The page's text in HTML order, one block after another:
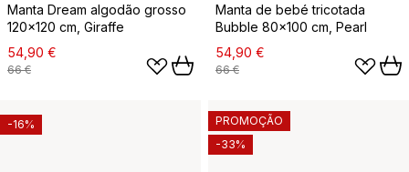
Manta Dream algodão grosso
120x120 cm, Giraffe
54,90 €
66 €
Manta de bebé tricotada
Bubble 80x100 cm, Pearl
54,90 €
66 €
-16%
PROMOÇÃO
-33%